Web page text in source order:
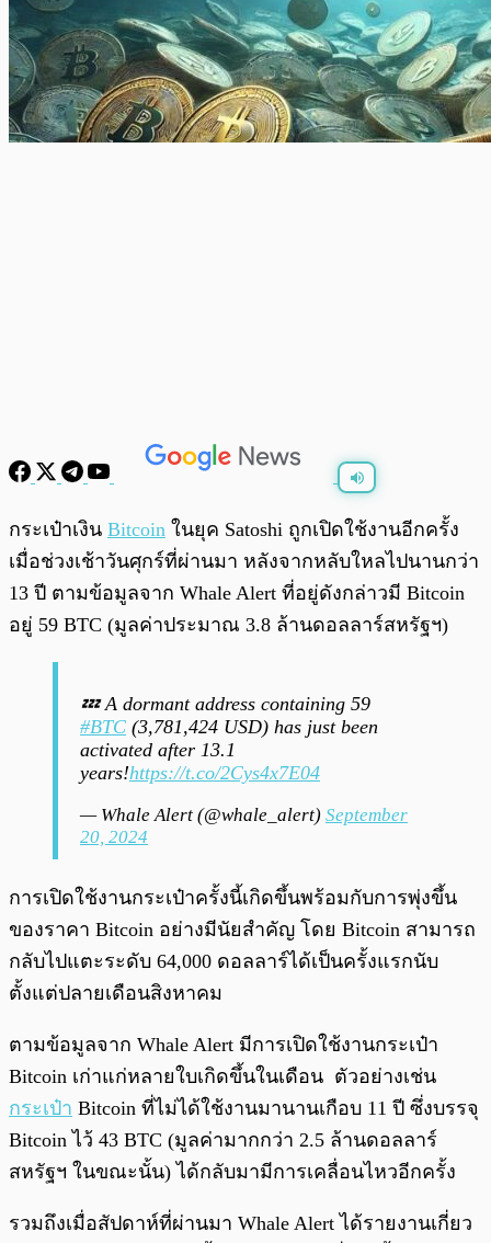
พร้อมเล่น /
กระเป๋าเงิน Bitcoin ในยุค Satoshi ถูกเปิดใช้งานอีกครั้ง
เมื่อช่วงเช้าวันศุกร์ที่ผ่านมา หลังจากหลับใหลไปนานกว่า
13 ปี ตามข้อมูลจาก Whale Alert ที่อยู่ดังกล่าวมี Bitcoin
อยู่ 59 BTC (มูลค่าประมาณ 3.8 ล้านดอลลาร์สหรัฐฯ)
💤 A dormant address containing 59
#BTC (3,781,424 USD) has just been
activated after 13.1
years!https://t.co/2Cys4x7E04
— Whale Alert (@whale_alert) September
20, 2024
การเปิดใช้งานกระเป๋าครั้งนี้เกิดขึ้นพร้อมกับการพุ่งขึ้น
ของราคา Bitcoin อย่างมีนัยสำคัญ โดย Bitcoin สามารถ
กลับไปแตะระดับ 64,000 ดอลลาร์ได้เป็นครั้งแรกนับ
ตั้งแต่ปลายเดือนสิงหาคม
ตามข้อมูลจาก Whale Alert มีการเปิดใช้งานกระเป๋า
Bitcoin เก่าแก่หลายใบเกิดขึ้นในเดือน ตัวอย่างเช่น
กระเป๋า Bitcoin ที่ไม่ได้ใช้งานมานานเกือบ 11 ปี ซึ่งบรรจุ
Bitcoin ไว้ 43 BTC (มูลค่ามากกว่า 2.5 ล้านดอลลาร์
สหรัฐฯ ในขณะนั้น) ได้กลับมามีการเคลื่อนไหวอีกครั้ง
รวมถึงเมื่อสัปดาห์ที่ผ่านมา Whale Alert ได้รายงานเกี่ยว